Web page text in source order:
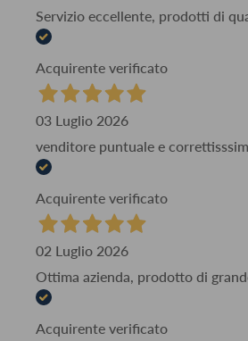
Servizio eccellente, prodotti di
Acquirente verificato
03 Luglio 2026
venditore puntuale e
Acquirente verificato
02 Luglio 2026
Ottima azienda, prodotto di
Acquirente verificato